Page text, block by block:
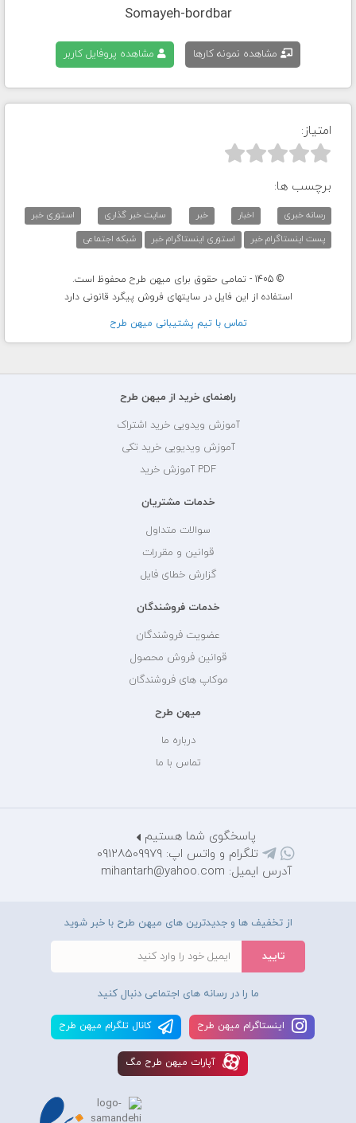
Somayeh-bordbar
مشاهده نمونه کارها مشاهده پروفایل کاربر
امتیاز:



برچسب ها:
رسانه خبری اخبار خبر سایت خبر گذاری
استوری خبر
پست اینستاگرام خبر
استوری اینستاگرام خبر شبکه اجتماعی
© 1405 - تمامی حقوق برای میهن طرح محفوظ است.
استفاده از این فایل در سایتهای فروش پیگرد قانونی دارد
تماس با تيم پشتيبانی ميهن طرح
راهنمای خرید از میهن طرح
آموزش ویدویی خرید اشتراک
آموزش ویدیویی خرید تکی
PDF آموزش خرید
خدمات مشتریان
سوالات متداول
قوانین و مقررات
گزارش خطای فایل
خدمات فروشندگان
عضویت فروشندگان
قوانین فروش محصول
موکاپ های فروشندگان
میهن طرح
درباره ما
تماس با ما
پاسخگوی شما هستیم
تلگرام و واتس اپ: 09128509979
آدرس ایمیل: mihantarh@yahoo.com
از تخفیف ها و جدیدترین های میهن طرح با خبر شوید
ما را در رسانه های اجتماعی دنبال کنید
اينستاگرام ميهن طرح کانال تلگرام ميهن طرح
آپارات ميهن طرح مگ